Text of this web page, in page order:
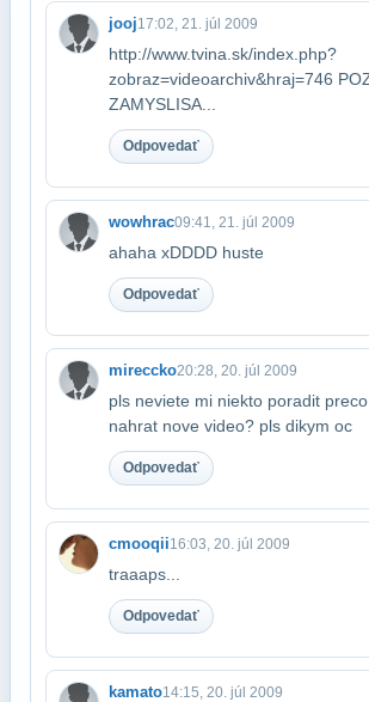
jooj17:02, 21. júl 2009
http://www.tvina.sk/index.php?
zobraz=videoarchiv&hraj=746
ZAMYSLI​SA...
Odpovedať
wowhrac09:41, 21. júl 2009
ahaha xDDDD huste
Odpovedať
mireccko20:28, 20. júl 2009
pls neviete mi niekto poradit
nahrat nove video? pls dikym oc
Odpovedať
cmooqii16:03, 20. júl 2009
traaaps...
Odpovedať
kamato14:15, 20. júl 2009